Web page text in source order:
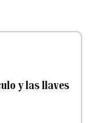
y las llaves